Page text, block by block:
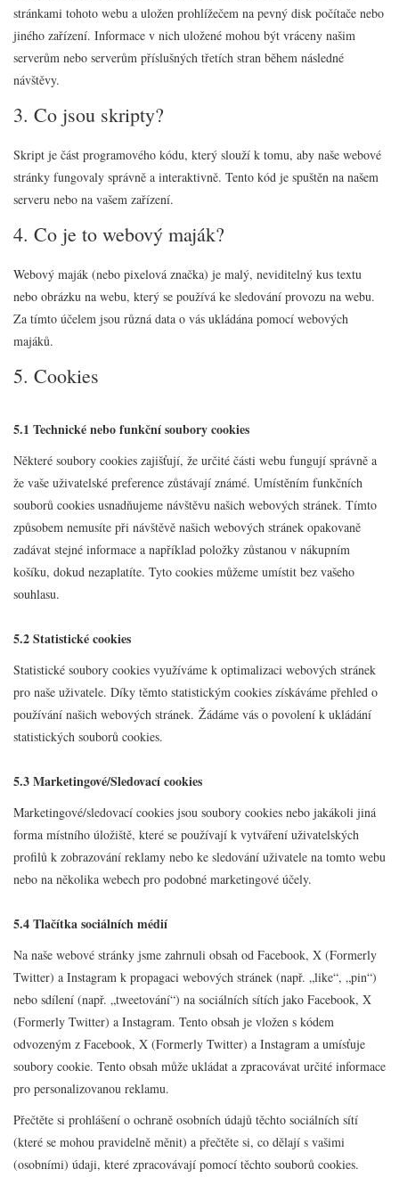
stránkami tohoto webu a uložen prohlížečem na pevný disk počítače nebo
jiného zařízení. Informace v nich uložené mohou být vráceny našim
serverům nebo serverům příslušných třetích stran během následné
návštěvy.
3. Co jsou skripty?
Skript je část programového kódu, který slouží k tomu, aby naše webové
stránky fungovaly správně a interaktivně. Tento kód je spuštěn na našem
serveru nebo na vašem zařízení.
4. Co je to webový maják?
Webový maják (nebo pixelová značka) je malý, neviditelný kus textu
nebo obrázku na webu, který se používá ke sledování provozu na webu.
Za tímto účelem jsou různá data o vás ukládána pomocí webových
majáků.
5. Cookies
5.1 Technické nebo funkční soubory cookies
Některé soubory cookies zajišťují, že určité části webu fungují správně a
že vaše uživatelské preference zůstávají známé. Umístěním funkčních
souborů cookies usnadňujeme návštěvu našich webových stránek. Tímto
způsobem nemusíte při návštěvě našich webových stránek opakovaně
zadávat stejné informace a například položky zůstanou v nákupním
košíku, dokud nezaplatíte. Tyto cookies můžeme umístit bez vašeho
souhlasu.
5.2 Statistické cookies
Statistické soubory cookies využíváme k optimalizaci webových stránek
pro naše uživatele. Díky těmto statistickým cookies získáváme přehled o
používání našich webových stránek. Žádáme vás o povolení k ukládání
statistických souborů cookies.
5.3 Marketingové/Sledovací cookies
Marketingové/sledovací cookies jsou soubory cookies nebo jakákoli jiná
forma místního úložiště, které se používají k vytváření uživatelských
profilů k zobrazování reklamy nebo ke sledování uživatele na tomto webu
nebo na několika webech pro podobné marketingové účely.
5.4 Tlačítka sociálních médií
Na naše webové stránky jsme zahrnuli obsah od Facebook, X (Formerly
Twitter) a Instagram k propagaci webových stránek (např. „like“, „pin“)
nebo sdílení (např. „tweetování“) na sociálních sítích jako Facebook, X
(Formerly Twitter) a Instagram. Tento obsah je vložen s kódem
odvozeným z Facebook, X (Formerly Twitter) a Instagram a umísťuje
soubory cookie. Tento obsah může ukládat a zpracovávat určité informace
pro personalizovanou reklamu.
Přečtěte si prohlášení o ochraně osobních údajů těchto sociálních sítí
(které se mohou pravidelně měnit) a přečtěte si, co dělají s vašimi
(osobními) údaji, které zpracovávají pomocí těchto souborů cookies.